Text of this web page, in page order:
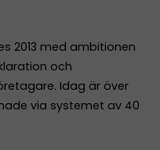
2013 med ambitionen
och
Idag är över
via systemet av 40